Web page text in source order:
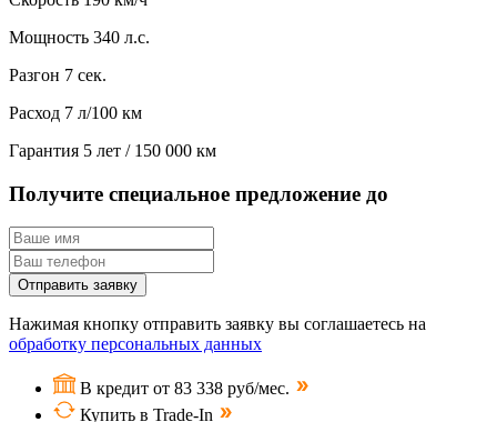
Мощность 340 л.с.
Разгон 7 сек.
Расход 7 л/100 км
Гарантия 5 лет / 150 000 км
Получите специальное предложение до
Отправить заявку
Нажимая кнопку отправить заявку вы соглашаетесь на
обработку персональных данных
В кредит от 83 338 руб/мес.
Купить в Trade-In